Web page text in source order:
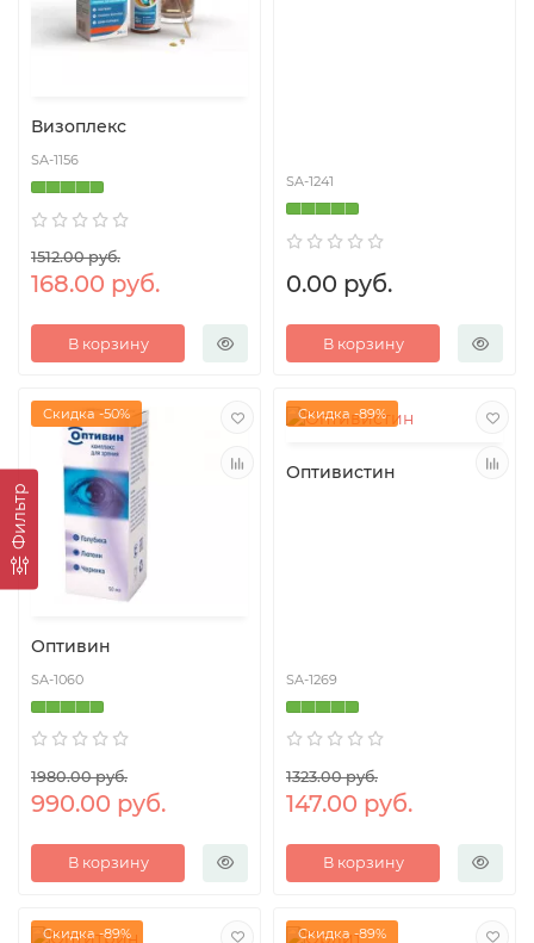
Фильтр
Визоплекс
SA-1156
1512.00 руб.
168.00 руб.
В корзину
SA-1241
0.00 руб.
В корзину
Скидка -50%
Оптивин
SA-1060
1980.00 руб.
990.00 руб.
В корзину
Скидка -89%
Оптивистин
SA-1269
1323.00 руб.
147.00 руб.
В корзину
Скидка -89% Скидка -89%